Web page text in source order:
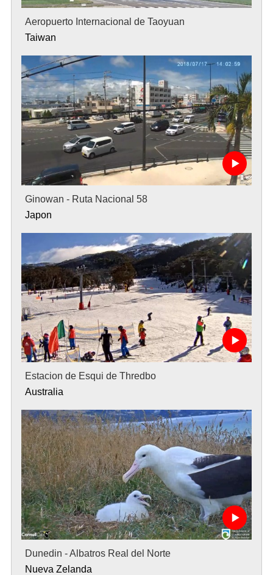
Aeropuerto Internacional de Taoyuan
Taiwan
Ginowan - Ruta Nacional 58
Japon
Estacion de Esqui de Thredbo
Australia
Dunedin - Albatros Real del Norte
Nueva Zelanda